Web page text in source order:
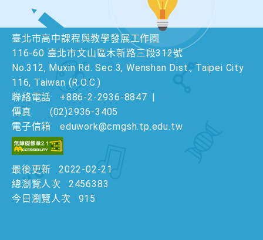
臺北市高中課程與教學發展工作圈
116-60 臺北市文山區木新路三段312號
No.312, Muxin Rd. Sec.3, Wenshan Dist., Taipei City
116, Taiwan (R.O.C.)
聯絡電話
+886-2-2936-8847 |
傳真
(02)2936-3405
電子信箱
eduwork@cmgsh.tp.edu.tw
最後更新
2022-02-21
總瀏覽人次
2456383
今日瀏覽人次
915